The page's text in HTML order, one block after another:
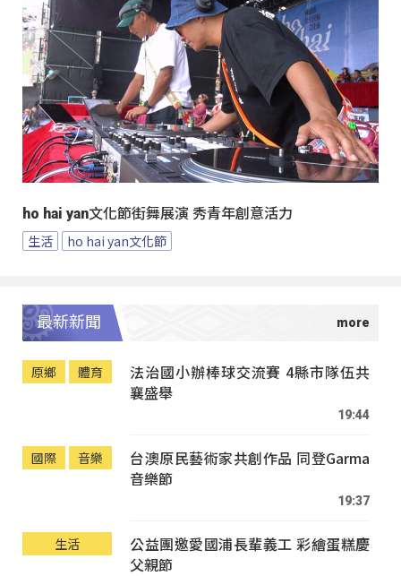
ho hai yan文化節街舞展演 秀青年創意活力
生活 ho hai yan文化節
最新新聞
原鄉 體育
法治國小辦棒球交流賽 4縣市隊伍共
襄盛舉
19:44
國際 音樂
台澳原民藝術家共創作品 同登Garma
音樂節
19:37
生活
公益團邀愛國浦長輩義工 彩繪蛋糕慶
父親節